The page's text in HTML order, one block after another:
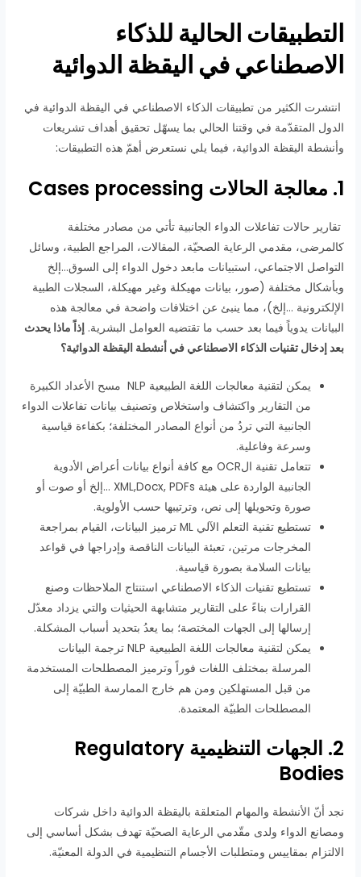
التطبيقات الحالية للذكاء
الاصطناعي في اليقظة الدوائية
انتشرت الكثير من تطبيقات الذكاء الاصطناعي في اليقظة الدوائية في
الدول المتقدّمة في وقتنا الحالي بما يسهّل تحقيق أهداف تشريعات
وأنشطة اليقظة الدوائية، فيما يلي نستعرض أهمّ هذه التطبيقات:
1. معالجة الحالات Cases processing
تقارير حالات تفاعلات الدواء الجانبية تأتي من مصادر مختلفة
كالمرضى، مقدمي الرعاية الصحيّة، المقالات، المراجع الطبية، وسائل
التواصل الاجتماعي، استبيانات مابعد دخول الدواء إلى السوق…إلخ
وبأشكال مختلفة (صور، بيانات مهيكلة وغير مهيكلة، السجلات الطبية
الإلكترونية …إلخ)، مما ينبئ عن اختلافات واضحة في معالجة هذه
البيانات يدوياً فيما بعد حسب ما تقتضيه العوامل البشرية.إذاً ماذا يحدث
بعد إدخال تقنيات الذكاء الاصطناعي في أنشطة اليقظة الدوائية؟
يمكن لتقنية معالجات اللغة الطبيعية NLP مسح الأعداد الكبيرة
من التقارير واكتشاف واستخلاص وتصنيف بيانات تفاعلات الدواء
الجانبية التي تردُ من أنواع المصادر المختلفة؛ بكفاءة قياسية
وسرعة وفاعلية.
تتعامل تقنية الOCR مع كافة أنواع بيانات أعراض الأدوية
الجانبية الواردة على هيئة XML,Docx, PDFs …إلخ أو صوت أو
صورة وتحويلها إلى نص، وترتيبها حسب الأولوية.
تستطيع تقنية التعلم الآلي ML ترميز البيانات، القيام بمراجعة
المخرجات مرتين، تعبئة البيانات الناقصة وإدراجها في قواعد
بيانات السلامة بصورة قياسية.
تستطيع تقنيات الذكاء الاصطناعي استنتاج الملاحظات وصنع
القرارات بناءً على التقارير متشابهة الحيثيات والتي يزداد معدّل
إرسالها إلى الجهات المختصة؛ بما يعدُ بتحديد أسباب المشكلة.
يمكن لتقنية معالجات اللغة الطبيعية NLP ترجمة البيانات
المرسلة بمختلف اللغات فوراً وترميز المصطلحات المستخدمة
من قبل المستهلكين ومن هم خارج الممارسة الطبيّة إلى
المصطلحات الطبيّة المعتمدة.
2. الجهات التنظيمية Regulatory
Bodies
نجد أنّ الأنشطة والمهام المتعلقة باليقظة الدوائية داخل شركات
ومصانع الدواء ولدى مقّدمي الرعاية الصحيّة تهدف بشكل أساسي إلى
الالتزام بمقاييس ومتطلبات الأجسام التنظيمية في الدولة المعنيّة.